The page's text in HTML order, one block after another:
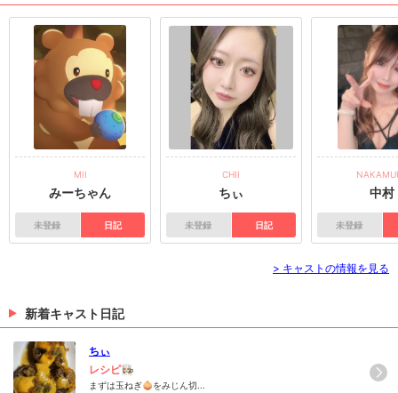
MII
みーちゃん
未登録 日記
CHII
ちぃ
未登録 日記
中村
未登録
> キャストの情報を見る
新着キャスト日記
ちぃ
レシピ👩🏻‍🍳
まずは玉ねぎ🧅をみじん切...